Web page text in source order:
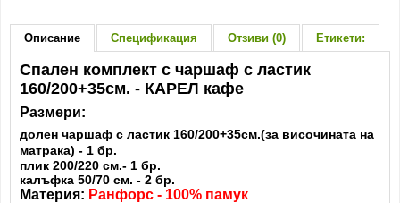
Описание Спецификация Отзиви (0) Етикети:
Спален комплект с чаршаф с ластик
160/200+35см. - КАРЕЛ кафе
Размери:
долен чаршаф с ластик 160/200+35см.(за височината на
матрака) - 1 бр.
плик 200/220 см.- 1 бр.
калъфка 50/70 см. - 2 бр.
Материя: Ранфорс - 100% памук